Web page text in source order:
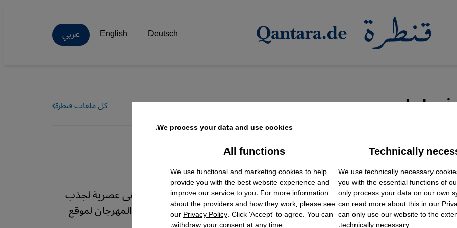
Deutsch
English عربي
إيران كل ملفات قنطرة
وإيران بمهرجان بيتهوفن 2023 بألمانيا
رنان وترجمة للأشعار
التغيير وحان وقت الشباب: اتسم مهرجان هذا العام بفتح مديره الطريق أمام موسيقى عصرية لجذب
وتضمن طلة سريعة على موسيقى تحديثية من إيران وأفغانستان. عارف حجاج زار المهرجان لموقع
We process your data and use cookies.
Technically
We use technically necessary
you with the essential functions of
only process your data on our own
can read more about this in our
can only use our website to the
All functions
We use functional and marketing cookies to help
provide you with the best website experience and
improve our service to you. For more information
about the providers and how they work, please see
ourPrivacy Policy. Click 'Accept' to agree. You can
Facebook Embed / Facebook Connect
Twitter Embed
Instagram Embed
Youtube Embed
Google Maps Embed